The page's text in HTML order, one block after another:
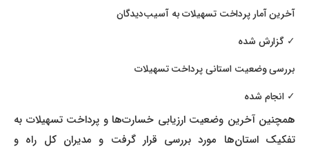
آخرین آمار پرداخت تسهیلات به آسیب‌دیدگان
✓ گزارش شده
بررسی وضعیت استانی پرداخت تسهیلات
✓ انجام شده
همچنین آخرین وضعیت ارزیابی خسارت‌ها و پرداخت تسهیلات به
تفکیک استان‌ها مورد بررسی قرار گرفت و مدیران کل راه و